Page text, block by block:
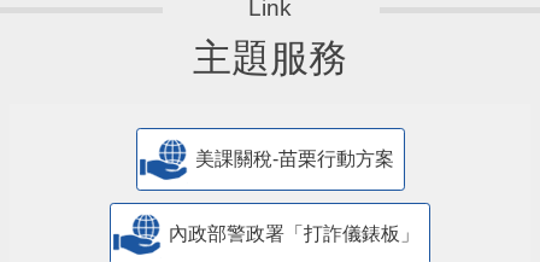
主題服務
美課關稅-苗栗行動方案
內政部警政署「打詐儀錶板」